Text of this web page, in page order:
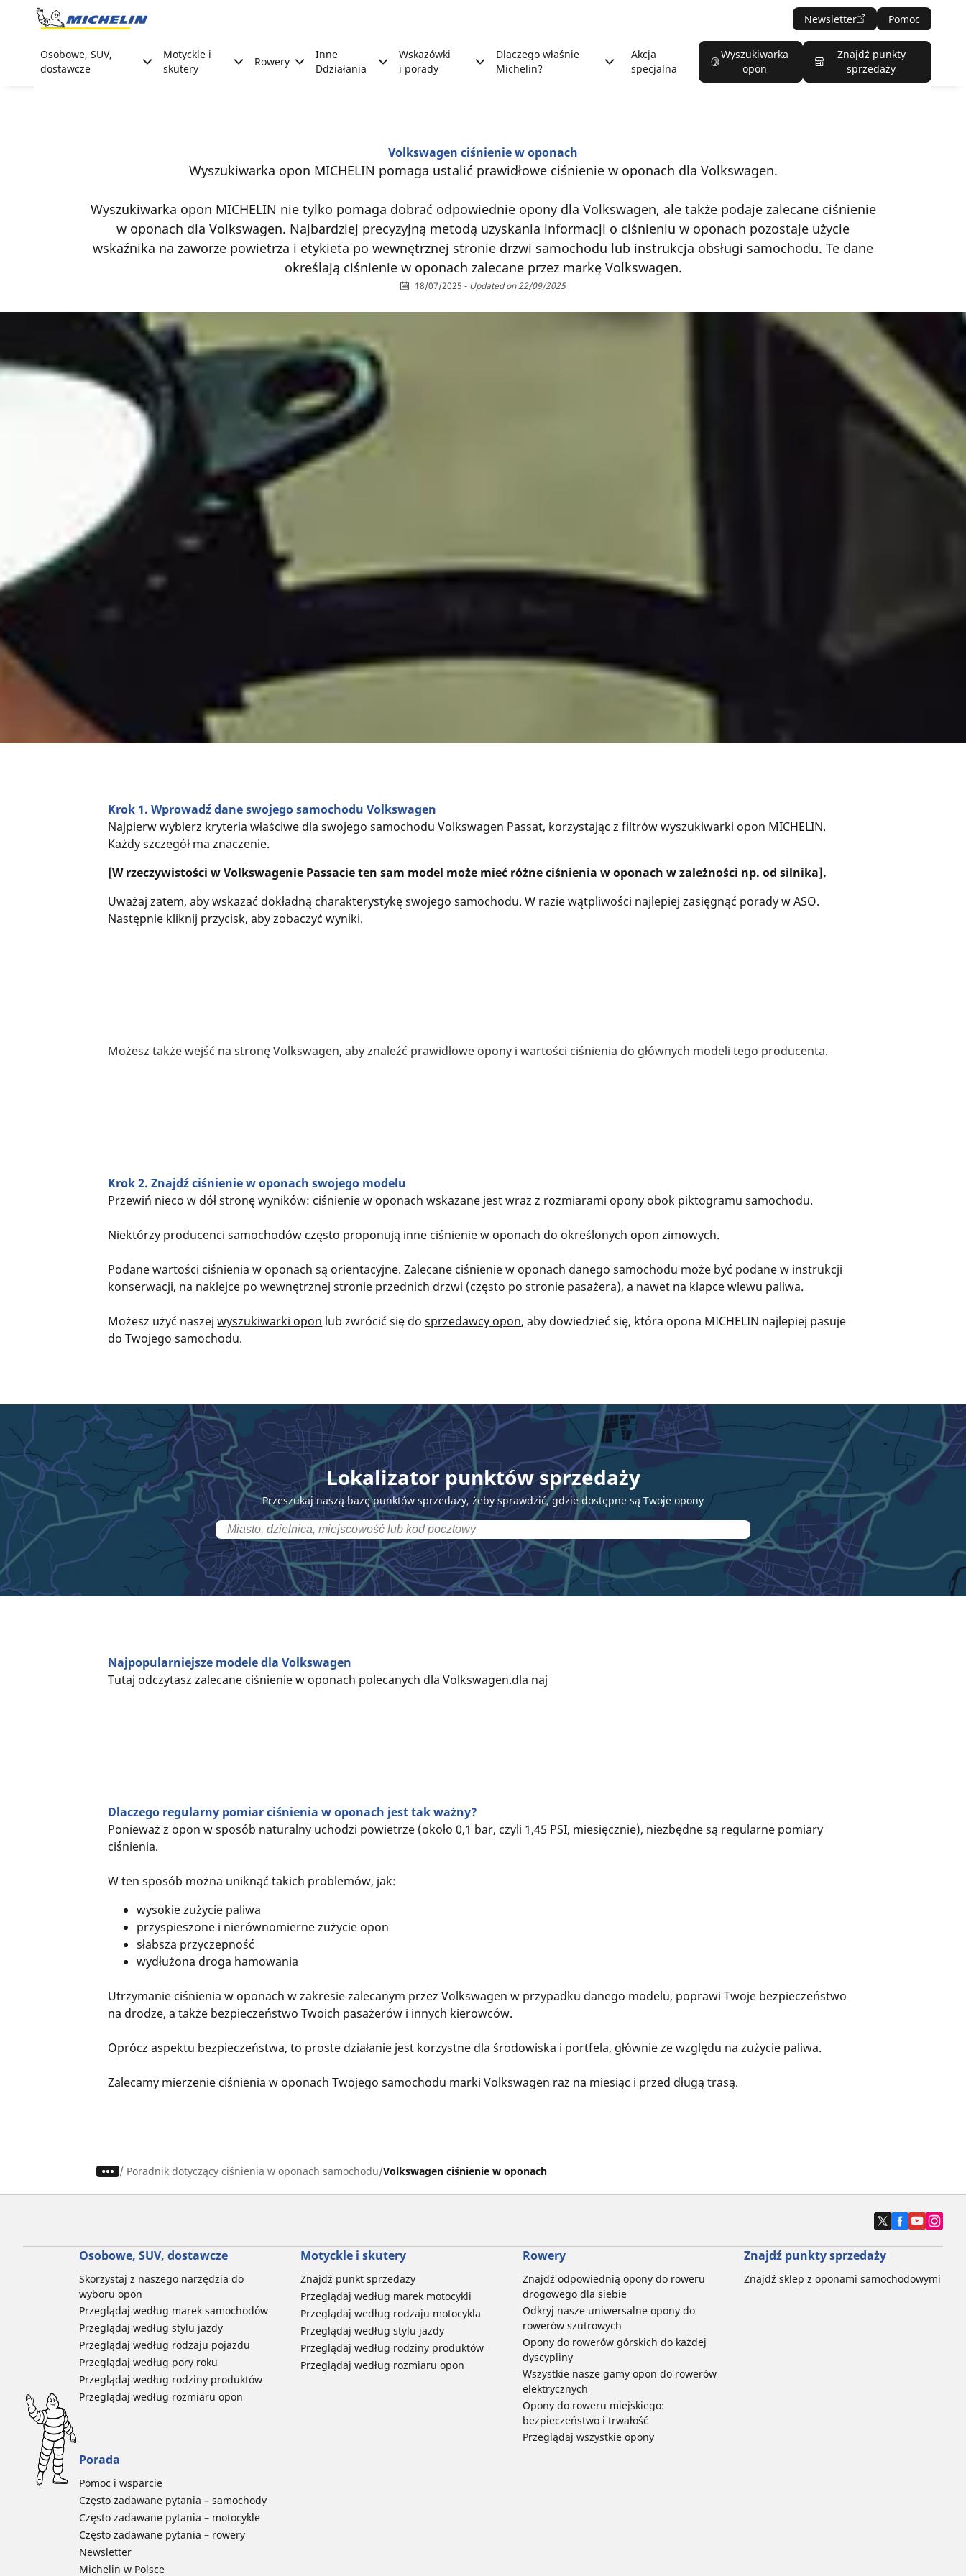
Go to page content
Newsletter Pomoc
Osobowe, SUV,
dostawcze
Motyckle i
skutery
Rowery
Inne
Ddziałania
Wskazówki
i porady
Dlaczego właśnie
Michelin?
Akcja
specjalna
Wyszukiwarka
opon
Znajdź punkty
sprzedaży
Volkswagen ciśnienie w oponach
Wyszukiwarka opon MICHELIN pomaga ustalić prawidłowe ciśnienie w oponach dla Volkswagen.
Wyszukiwarka opon MICHELIN nie tylko pomaga dobrać odpowiednie opony dla Volkswagen, ale także podaje zalecane ciśnienie
w oponach dla Volkswagen. Najbardziej precyzyjną metodą uzyskania informacji o ciśnieniu w oponach pozostaje użycie
wskaźnika na zaworze powietrza i etykieta po wewnętrznej stronie drzwi samochodu lub instrukcja obsługi samochodu. Te dane
określają ciśnienie w oponach zalecane przez markę Volkswagen.
18/07/2025 - Updated on 22/09/2025
Krok 1. Wprowadź dane swojego samochodu Volkswagen
Najpierw wybierz kryteria właściwe dla swojego samochodu Volkswagen Passat, korzystając z filtrów wyszukiwarki opon MICHELIN.
Każdy szczegół ma znaczenie.
[W rzeczywistości wVolkswagenie Passacieten sam model może mieć różne ciśnienia w oponach w zależności np. od silnika].
Uważaj zatem, aby wskazać dokładną charakterystykę swojego samochodu. W razie wątpliwości najlepiej zasięgnąć porady w ASO.
Następnie kliknij przycisk, aby zobaczyć wyniki.
Możesz także wejść na stronę Volkswagen, aby znaleźć prawidłowe opony i wartości ciśnienia do głównych modeli tego producenta.
Krok 2. Znajdź ciśnienie w oponach swojego modelu
Przewiń nieco w dół stronę wyników: ciśnienie w oponach wskazane jest wraz z rozmiarami opony obok piktogramu samochodu.
Niektórzy producenci samochodów często proponują inne ciśnienie w oponach do określonych opon zimowych.
Podane wartości ciśnienia w oponach są orientacyjne. Zalecane ciśnienie w oponach danego samochodu może być podane w instrukcji
konserwacji, na naklejce po wewnętrznej stronie przednich drzwi (często po stronie pasażera), a nawet na klapce wlewu paliwa.
Możesz użyć naszejwyszukiwarki opon lub zwrócić się dosprzedawcy opon, aby dowiedzieć się, która opona MICHELIN najlepiej pasuje
do Twojego samochodu.
Lokalizator punktów sprzedaży
Przeszukaj naszą bazę punktów sprzedaży, żeby sprawdzić, gdzie dostępne są Twoje opony
Najpopularniejsze modele dla Volkswagen
Tutaj odczytasz zalecane ciśnienie w oponach polecanych dla Volkswagen.dla naj
Dlaczego regularny pomiar ciśnienia w oponach jest tak ważny?
Ponieważ z opon w sposób naturalny uchodzi powietrze (około 0,1 bar, czyli 1,45 PSI, miesięcznie), niezbędne są regularne pomiary
ciśnienia.
W ten sposób można uniknąć takich problemów, jak:
wysokie zużycie paliwa
przyspieszone i nierównomierne zużycie opon
słabsza przyczepność
wydłużona droga hamowania
Utrzymanie ciśnienia w oponach w zakresie zalecanym przez Volkswagen w przypadku danego modelu, poprawi Twoje bezpieczeństwo
na drodze, a także bezpieczeństwo Twoich pasażerów i innych kierowców.
Oprócz aspektu bezpieczeństwa, to proste działanie jest korzystne dla środowiska i portfela, głównie ze względu na zużycie paliwa.
Zalecamy mierzenie ciśnienia w oponach Twojego samochodu marki Volkswagen raz na miesiąc i przed długą trasą.
/ Poradnik dotyczący ciśnienia w oponach samochodu Volkswagen ciśnienie w oponach
Osobowe, SUV, dostawcze
Skorzystaj z naszego narzędzia do
wyboru opon
Przeglądaj według marek samochodów
Przeglądaj według stylu jazdy
Przeglądaj według rodzaju pojazdu
Przeglądaj według pory roku
Przeglądaj według rodziny produktów
Przeglądaj według rozmiaru opon
Motyckle i skutery
Znajdź punkt sprzedaży
Przeglądaj według marek motocykli
Przeglądaj według rodzaju motocykla
Przeglądaj według stylu jazdy
Przeglądaj według rodziny produktów
Przeglądaj według rozmiaru opon
Rowery
Znajdź odpowiednią opony do roweru
drogowego dla siebie
Odkryj nasze uniwersalne opony do
rowerów szutrowych
Opony do rowerów górskich do każdej
dyscypliny
Wszystkie nasze gamy opon do rowerów
elektrycznych
Opony do roweru miejskiego:
bezpieczeństwo i trwałość
Przeglądaj wszystkie opony
Znajdź punkty sprzedaży
Znajdź sklep z oponami samochodowymi
Porada
Pomoc i wsparcie
Często zadawane pytania – samochody
Często zadawane pytania – motocykle
Często zadawane pytania – rowery
Newsletter
Michelin w Polsce